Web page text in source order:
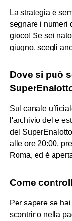
La strategia è
segnare i numeri
gioco! Se sei
giugno, scegli
Dove si può
Sul canale
l'archivio delle
del
alle ore 20:00,
Roma, ed è
Come
Per sapere se
scontrino nella